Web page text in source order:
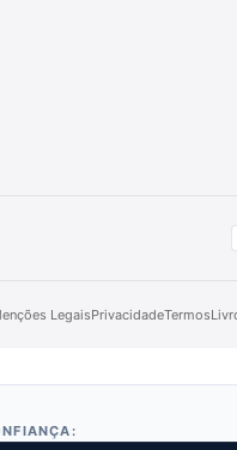
LegaisPrivacidadeTermos